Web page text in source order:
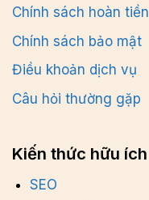
Chính sách hoàn tiền
Chính sách bảo mật
Điều khoản dịch vụ
Câu hỏi thường gặp
Kiến thức hữu ích
SEO